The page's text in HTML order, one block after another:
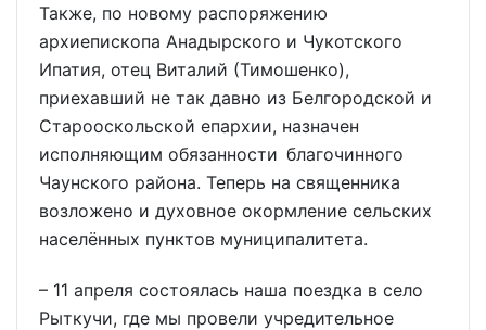
Также, по новому распоряжению
архиепископа Анадырского и Чукотского
Ипатия, отец Виталий (Тимошенко),
приехавший не так давно из Белгородской и
Старооскольской епархии, назначен
исполняющим обязанности благочинного
Чаунского района. Теперь на священника
возложено и духовное окормление сельских
населённых пунктов муниципалитета.
– 11 апреля состоялась наша поездка в село
Рыткучи, где мы провели учредительное